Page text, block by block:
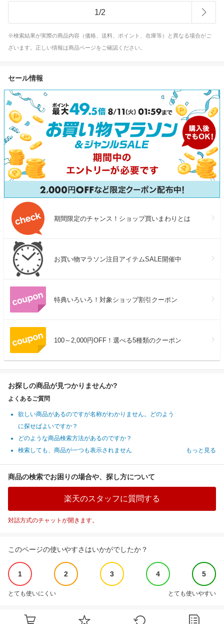
1/2
※検索結果が実際の商品内容（価格、送料、ポイント、在庫等）と異なる場合がご
ざいます。正しい情報は商品ページをご確認ください。
セール情報
期間限定のチャンス！ショップ買いまわりとは
お買い物マラソン注目アイテムSALE開催中
特典いろいろ！対象ショップ割引クーポン
100～2,000円OFF！選べる5種類のクーポン
お探しの商品が見つかりませんか?
よくあるご質問
欲しい商品があるのですが名称がわかりません。どのよう
に探せばよいですか？
どのような商品検索方法があるのですか？
検索しても、商品が一つも表示されません
もっと見る
商品の検索でお困りの場合や、探し方について
楽天のスタッフに質問する
対話方式のチャットが開きます。
このページの使いやすさはいかがでしたか？
1 2 3 4 5
とても使いにくい とても使いやすい